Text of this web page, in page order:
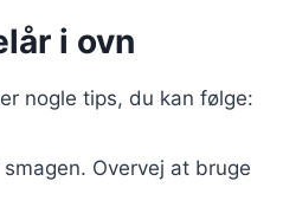
i ovn
nogle tips, du kan følge:
Overvej at bruge